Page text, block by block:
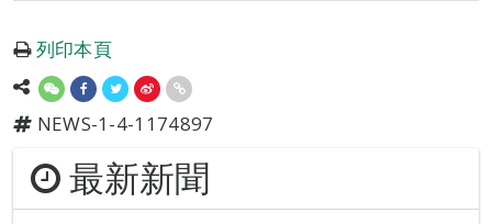
列印本頁
NEWS-1-4-1174897
最新新聞